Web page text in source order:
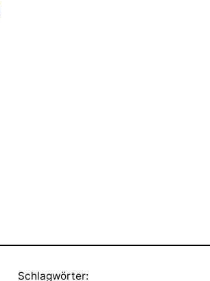
Schlagwörter: